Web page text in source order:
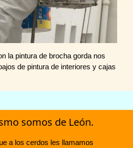
la pintura de brocha gorda nos
de pintura de interiores y cajas
somos de León.
a los cerdos les llamamos